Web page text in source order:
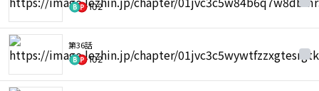
102
第36話
102